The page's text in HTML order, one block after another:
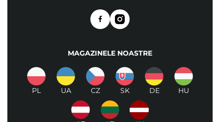
MAGAZINELE NOASTRE
PL UA CZ SK DE HU